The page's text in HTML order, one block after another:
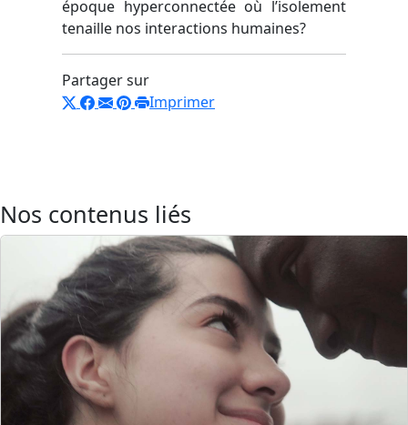
époque hyperconnectée où l’isolement
tenaille nos interactions humaines?
Partager sur
Imprimer
Nos contenus liés